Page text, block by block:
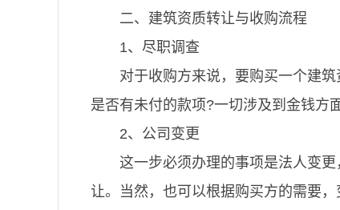
二、建筑资质转让与收购流程
1、尽职调查
对于收购方来说，要购买一个建
是否有未付的款项?一切涉及到金钱方
2、公司变更
这一步必须办理的事项是法人变
让。当然，也可以根据购买方的需要，